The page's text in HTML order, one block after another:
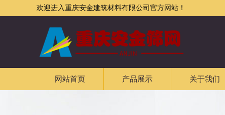
欢迎进入重庆安金建筑材料有限公司官方网站！
网站首页 产品展示 关于我们